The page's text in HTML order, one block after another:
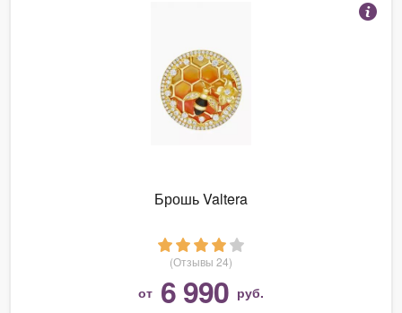
Брошь Valtera
(Отзывы 24)
от 6 990 руб.